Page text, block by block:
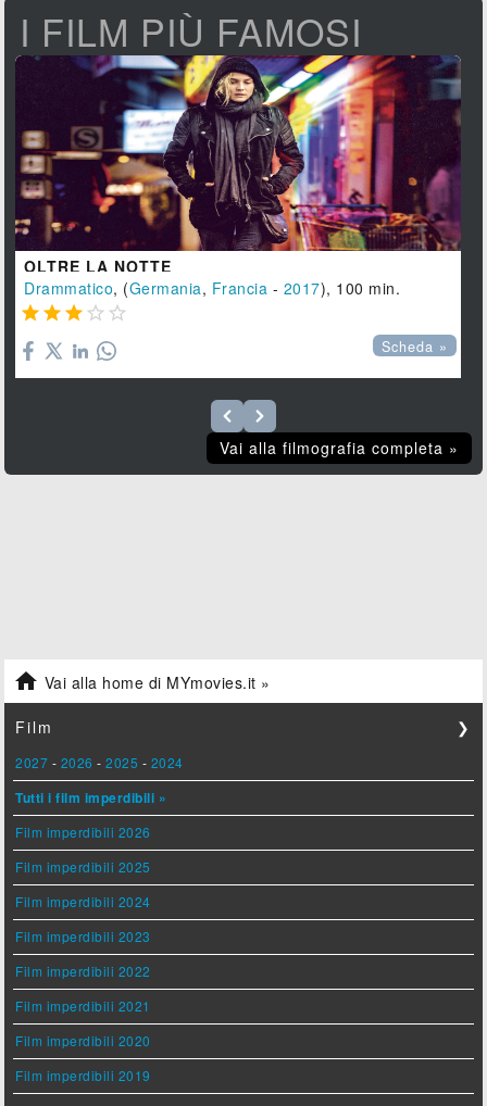
I FILM PIÙ FAMOSI
OLTRE LA NOTTE
Drammatico, (Germania, Francia - 2017), 100 min.
    
Scheda »
Vai alla filmografia completa »
 Vai alla home di MYmovies.it »
Film ❯
2027 - 2026 -2025 - 2024
Tutti i film imperdibili »
Film imperdibili 2026
Film imperdibili 2025
Film imperdibili 2024
Film imperdibili 2023
Film imperdibili 2022
Film imperdibili 2021
Film imperdibili 2020
Film imperdibili 2019